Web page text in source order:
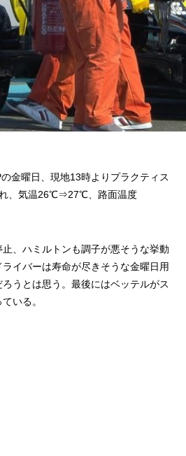
金曜日、現地13時よりプラクティス
れ、気温26℃⇒27℃、路面温度
、ハミルトンも調子が悪そうな挙動
イバーは寿命が尽きそうな金曜日用
うとは思う。最後にはベッテルがス
いる。